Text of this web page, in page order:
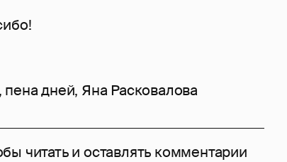
, пена дней, Яна Расковалова
читать и оставлять комментарии